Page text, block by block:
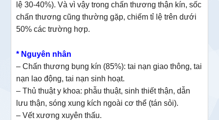
lệ 30-40%). Và vì vậy trong chấn thương thận kín, sốc
chấn thương cũng thường gặp, chiếm tỉ lệ trên dưới
50% các trường hợp.
* Nguyên nhân
– Chấn thương bụng kín (85%): tai nạn giao thông, tai
nạn lao động, tai nạn sinh hoạt.
– Thủ thuật y khoa: phẫu thuật, sinh thiết thận, dẫn
lưu thận, sóng xung kích ngoài cơ thể (tán sỏi).
– Vết xương xuyên thấu.